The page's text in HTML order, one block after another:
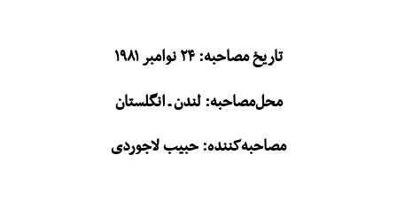
تاریخ مصاحبه: ۲۴ نوامبر ۱۹۸۱
محل‌مصاحبه: لندن ـ انگلستان
مصاحبه‌کننده: حبیب لاجوردی